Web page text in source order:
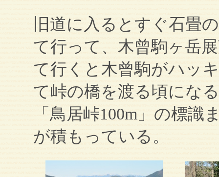
旧道に入るとすぐ石畳
て行って、木曾駒ヶ岳
て行くと木曾駒がハッ
て峠の橋を渡る頃にな
「鳥居峠100m」の標
が積もっている。